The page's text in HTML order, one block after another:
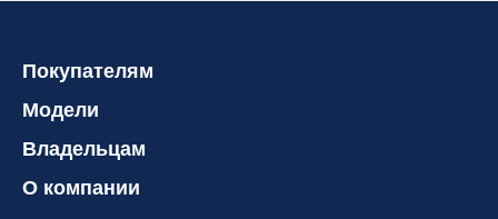
Покупателям
Модели
Владельцам
О компании